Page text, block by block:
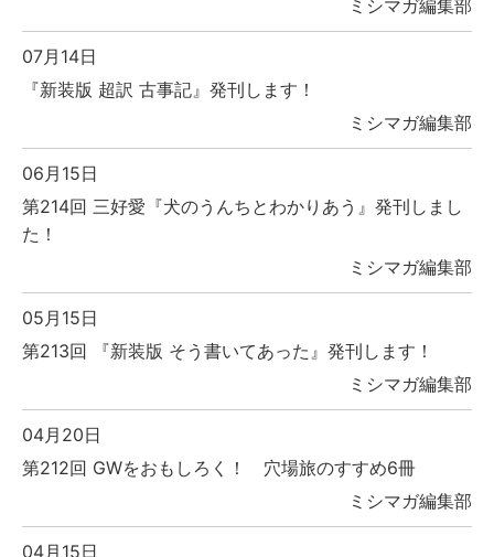
ミシマガ編集部
07月14日
『新装版 超訳 古事記』発刊します！
ミシマガ編集部
06月15日
第214回 三好愛『犬のうんちとわかりあう』発刊しまし
た！
ミシマガ編集部
05月15日
第213回 『新装版 そう書いてあった』発刊します！
ミシマガ編集部
04月20日
第212回 GWをおもしろく！ 穴場旅のすすめ6冊
ミシマガ編集部
04月15日